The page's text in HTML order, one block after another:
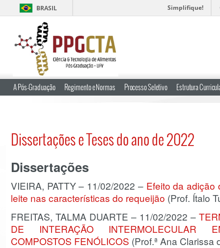
BRASIL Simplifique!
A Pós-Graduação Regimento e Normas Processo Seletivo Estrutura
Dissertações e Teses do ano de 2022
Dissertações
VIEIRA, PATTY – 11/02/2022 – Efeito da adição
leite nas características do requeijão (Prof. Ítalo
FREITAS, TALMA DUARTE – 11/02/2022 –
DE INTERAÇÃO INTERMOLECULAR
COMPOSTOS FENÓLICOS (Prof.ª Ana Clarissa